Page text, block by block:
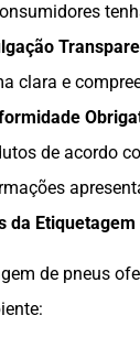
clara e
de acordo
da Etiquetagem
de pneus